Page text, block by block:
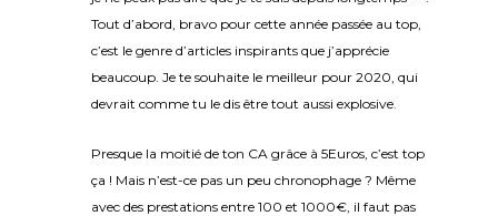
Tout d’abord, bravo pour cette année passée au top,
c’est le genre d’articles inspirants que j’apprécie
beaucoup. Je te souhaite le meilleur pour 2020, qui
devrait comme tu le dis être tout aussi explosive.
Presque la moitié de ton CA grâce à 5Euros, c’est top
ça ! Mais n’est-ce pas un peu chronophage ? Même
avec des prestations entre 100 et 1000€, il faut pas